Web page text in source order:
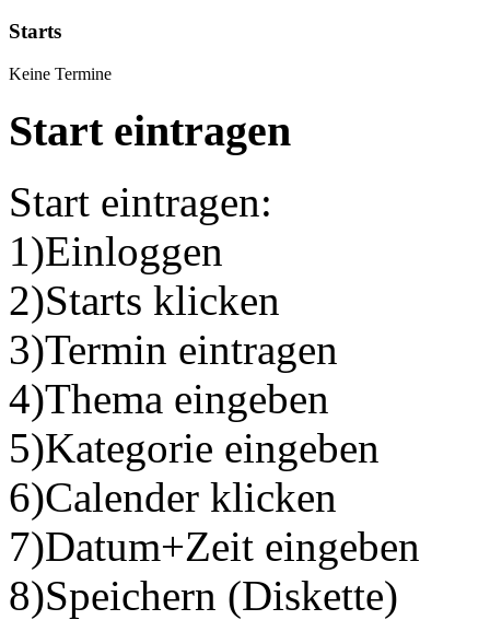
Starts
Keine Termine
Start eintragen
Start eintragen:
1)Einloggen
2)Starts klicken
3)Termin eintragen
4)Thema eingeben
5)Kategorie eingeben
6)Calender klicken
7)Datum+Zeit eingeben
8)Speichern (Diskette)